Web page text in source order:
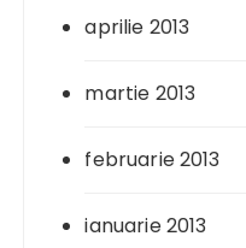
aprilie 2013
martie 2013
februarie 2013
ianuarie 2013